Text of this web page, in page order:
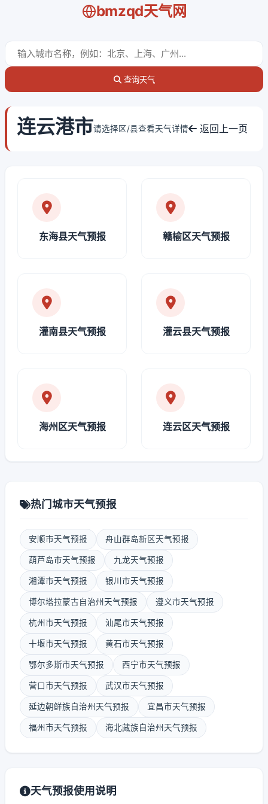
bmzqd天气网
查询天气
连云港市请选择区/县查看天气详情 返回上一页
东海县天气预报 赣榆区天气预报
灌南县天气预报 灌云县天气预报
海州区天气预报 连云区天气预报
热门城市天气预报
安顺市天气预报 舟山群岛新区天气预报
葫芦岛市天气预报 九龙天气预报
湘潭市天气预报 银川市天气预报
博尔塔拉蒙古自治州天气预报 遵义市天气预报
杭州市天气预报 汕尾市天气预报
十堰市天气预报 黄石市天气预报
鄂尔多斯市天气预报 西宁市天气预报
营口市天气预报 武汉市天气预报
延边朝鲜族自治州天气预报 宜昌市天气预报
福州市天气预报 海北藏族自治州天气预报
天气预报使用说明